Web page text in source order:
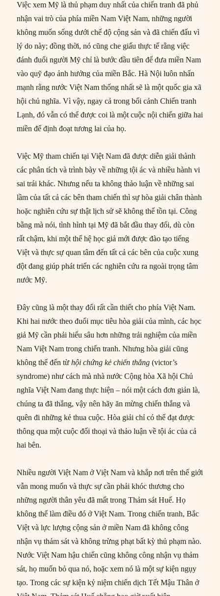
Việc xem Mỹ là thủ phạm duy nhất của chiến tranh đã phủ
nhận vai trò của phía miền Nam Việt Nam, những người
không muốn sống dưới chế độ cộng sản và đã chiến đấu vì
lý do này; đồng thời, nó cũng che giấu thực tế rằng việc
đánh đuổi người Mỹ chỉ là bước đầu tiên để đưa miền Nam
vào quỹ đạo ảnh hưởng của miền Bắc. Hà Nội luôn nhấn
mạnh rằng nước Việt Nam thống nhất sẽ là một quốc gia xã
hội chủ nghĩa. Vì vậy, ngay cả trong bối cảnh Chiến tranh
Lạnh, đó vẫn có thể được coi là một cuộc nội chiến giữa hai
miền để định đoạt tương lai của họ.
Việc Mỹ tham chiến tại Việt Nam đã được diễn giải thành
các phân tích và trình bày về những tội ác và nhiều hành vi
sai trái khác. Nhưng nếu ta không thảo luận về những sai
lầm của tất cả các bên tham chiến thì sự hòa giải chân thành
hoặc nghiên cứu sự thật lịch sử sẽ không thể tồn tại. Công
bằng mà nói, tình hình tại Mỹ đã bắt đầu thay đổi, dù còn
rất chậm, khi một thế hệ học giả mới được đào tạo tiếng
Việt và thực sự quan tâm đến tất cả các bên của cuộc xung
đột đang giúp phát triển các nghiên cứu ra ngoài trọng tâm
nước Mỹ.
Đây cũng là một thay đổi rất cần thiết cho phía Việt Nam.
Khi hai nước theo đuổi mục tiêu hòa giải của mình, các học
giả Mỹ cần phải hiểu sâu hơn những trải nghiệm của miền
Nam Việt Nam trong chiến tranh. Nhưng hòa giải cũng
không thể đến từhội chứng kẻ chiến thắng (victor’s
syndrome) như cách mà nhà nước Cộng hòa Xã hội Chủ
nghĩa Việt Nam đang thực hiện – nói một cách đơn giản là,
chúng ta đã thắng, vậy nên hãy ăn mừng chiến thắng và
quên đi những kẻ thua cuộc. Hòa giải chỉ có thể đạt được
thông qua một cuộc đối thoại và thảo luận về tội ác của cả
hai bên.
Nhiều người Việt Nam ở Việt Nam và khắp nơi trên thế giới
vẫn mong muốn và thực sự cần phải khóc thương cho
những người thân yêu đã mất trong Thảm sát Huế. Họ
không thể làm điều đó ở Việt Nam. Trong chiến tranh, Bắc
Việt và lực lượng cộng sản ở miền Nam đã không công
nhận vụ thảm sát và không trừng phạt bất kỳ thủ phạm nào.
Nước Việt Nam hậu chiến cũng không công nhận vụ thảm
sát, họ muốn bỏ qua nó, hoặc xem nó là một sự kiện ngụy
tạo. Trong các sự kiện kỷ niệm chiến dịch Tết Mậu Thân ở